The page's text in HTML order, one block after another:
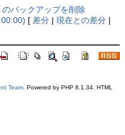
バックアップを削除
[ 差分 |現在との差分 |
Team. Powered by PHP 8.1.34. HTML